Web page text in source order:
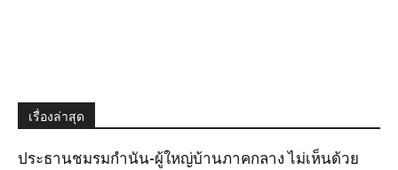
เรื่องล่าสุด
ประธานชมรมกำนัน-ผู้ใหญ่บ้านภาคกลาง ไม่เห็นด้วย